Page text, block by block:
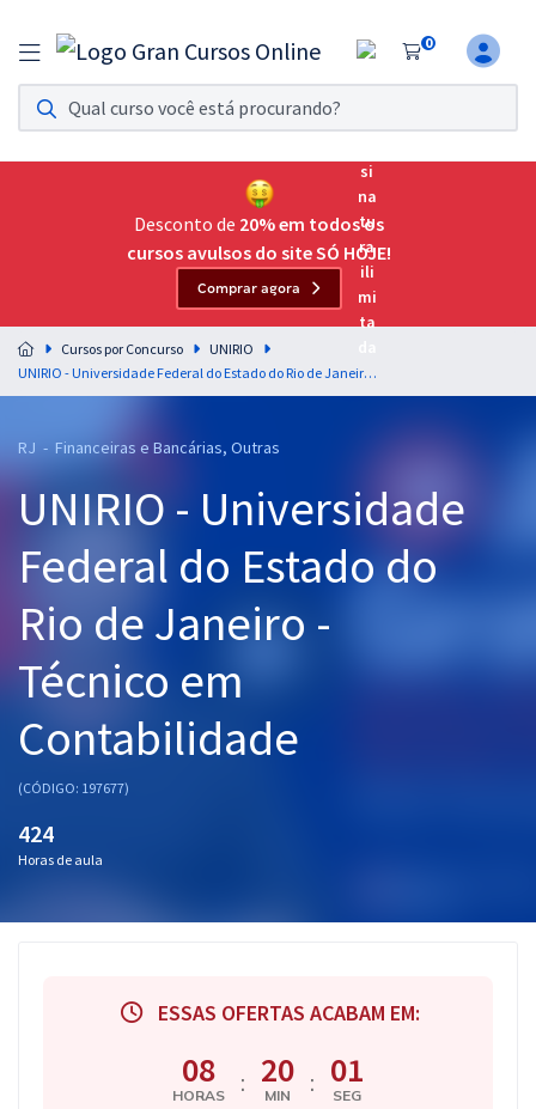
0
Assinatura Ilimitada 11
Acesso a todos os cursos. Teste grátis por 7 dias!
Assinatura OAB Até Passar
Acesso ilimitado a toda preparação para o Exame da
Residências Multiprofissionais
Preparação completa e intensiva para as principais
residências em saúde do Brasil
Cursos 20% OFF
Pós
Graduação
OAB
Questões grátis
Conteúdo gratuito
Aprovados
Desconto de 20% em todos os
cursos avulsos do site SÓ HOJE!
Comprar agora
Cursos por Concurso
UNIRIO
UNIRIO - Universidade Federal do Estado do Rio de Janeiro - Técnico em Contabilidade
RJ - Financeiras e Bancárias, Outras
UNIRIO - Universidade
Federal do Estado do
Rio de Janeiro -
Técnico em
Contabilidade
(CÓDIGO: 197677)
424
Horas de aula
ESSAS OFERTAS ACABAM EM:
08
HORAS : 20
MIN : 01
SEG